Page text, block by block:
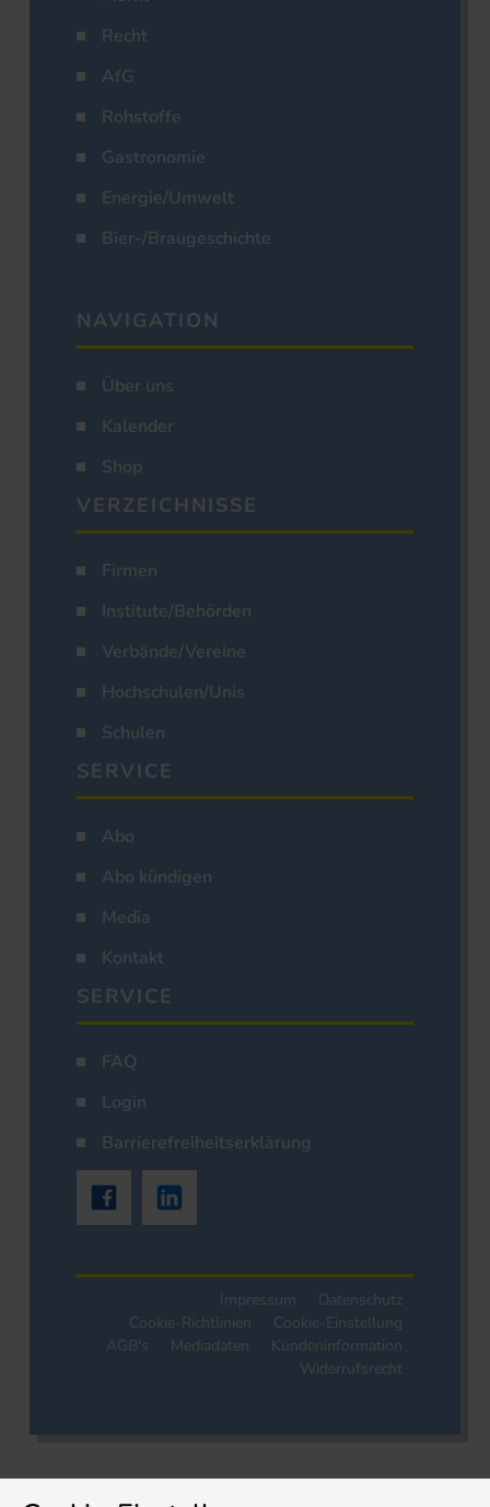
Recht
AfG
Rohstoffe
Gastronomie
Energie/Umwelt
Bier-/Braugeschichte
NAVIGATION
Über uns
Kalender
Shop
VERZEICHNISSE
Firmen
Institute/Behörden
Verbände/Vereine
Hochschulen/Unis
Schulen
SERVICE
Abo
Abo kündigen
Media
Kontakt
SERVICE
FAQ
Login
Barrierefreiheitserklärung
Impressum
Datenschutz
Cookie-Richtlinien
Cookie-Einstellung
AGB's
Mediadaten
Kundeninformation
Widerrufsrecht